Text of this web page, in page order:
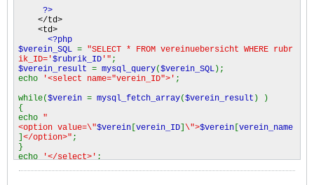
?>
</td>
<td>
<?php
$verein_SQL = "SELECT * FROM vereinuebersicht WHERE rubr
ik_ID='$rubrik_ID '" ;
$verein_result = mysql_query($verein_SQL);
echo
'<select name="verein_ID">' ;
while($verein = mysql_fetch_array($verein_result ) )
{
echo "
<option value=\"$verein [verein_ID] \">$verein [verein_name
] </option>" ;
}
echo
'</select>' ;